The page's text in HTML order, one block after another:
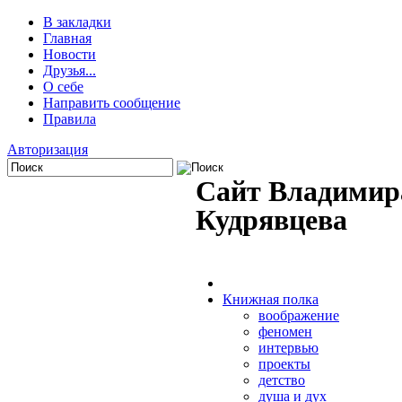
В закладки
Главная
Новости
Друзья...
О себе
Направить сообщение
Правила
Авторизация
Сайт
Кудрявцева
Книжная полка
воображение
феномен
интервью
проекты
детство
душа и дух